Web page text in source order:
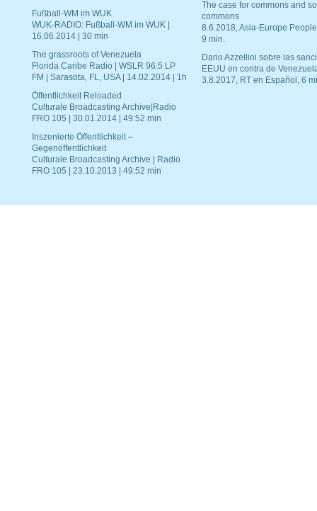
Fußball-WM im WUK
WUK-RADIO: Fußball-WM im WUK |
16.06.2014 | 30 min
The grassroots of Venezuela
Florida Caribe Radio | WSLR 96.5 LP
FM | Sarasota, FL, USA | 14.02.2014 | 1h
Öffentlichkeit Reloaded
Culturale Broadcasting Archive|Radio
FRO 105 | 30.01.2014 | 49:52 min
Inszenierte Öffentlichkeit –
Gegenöffentlichkeit
Culturale Broadcasting Archive | Radio
FRO 105 | 23.10.2013 | 49:52 min
The case for commons and
commons
8.6.2018, Asia-Europe
9 min.
Dario Azzellini sobre las
EEUU en contra de
3.8.2017, RT en Español, 6